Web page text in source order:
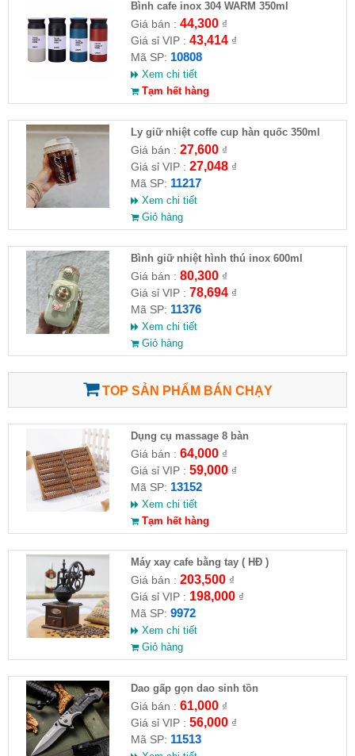
Bình cafe inox 304 WARM 350ml
Giá bán : 44,300₫
Giá sỉ VIP : 43,414₫
Mã SP: 10808
Xem chi tiết
Tạm hết hàng
Ly giữ nhiệt coffe cup hàn quốc 350ml
Giá bán : 27,600₫
Giá sỉ VIP : 27,048₫
Mã SP: 11217
Xem chi tiết
Giỏ hàng
Bình giữ nhiệt hình thú inox 600ml
Giá bán : 80,300₫
Giá sỉ VIP : 78,694₫
Mã SP: 11376
Xem chi tiết
Giỏ hàng
TOP SẢN PHẨM BÁN CHẠY
Dụng cụ massage 8 bàn
Giá bán : 64,000₫
Giá sỉ VIP : 59,000₫
Mã SP: 13152
Xem chi tiết
Tạm hết hàng
Máy xay cafe bằng tay ( HĐ )
Giá bán : 203,500₫
Giá sỉ VIP : 198,000₫
Mã SP: 9972
Xem chi tiết
Giỏ hàng
Dao gấp gọn dao sinh tồn
Giá bán : 61,000₫
Giá sỉ VIP : 56,000₫
Mã SP: 11513